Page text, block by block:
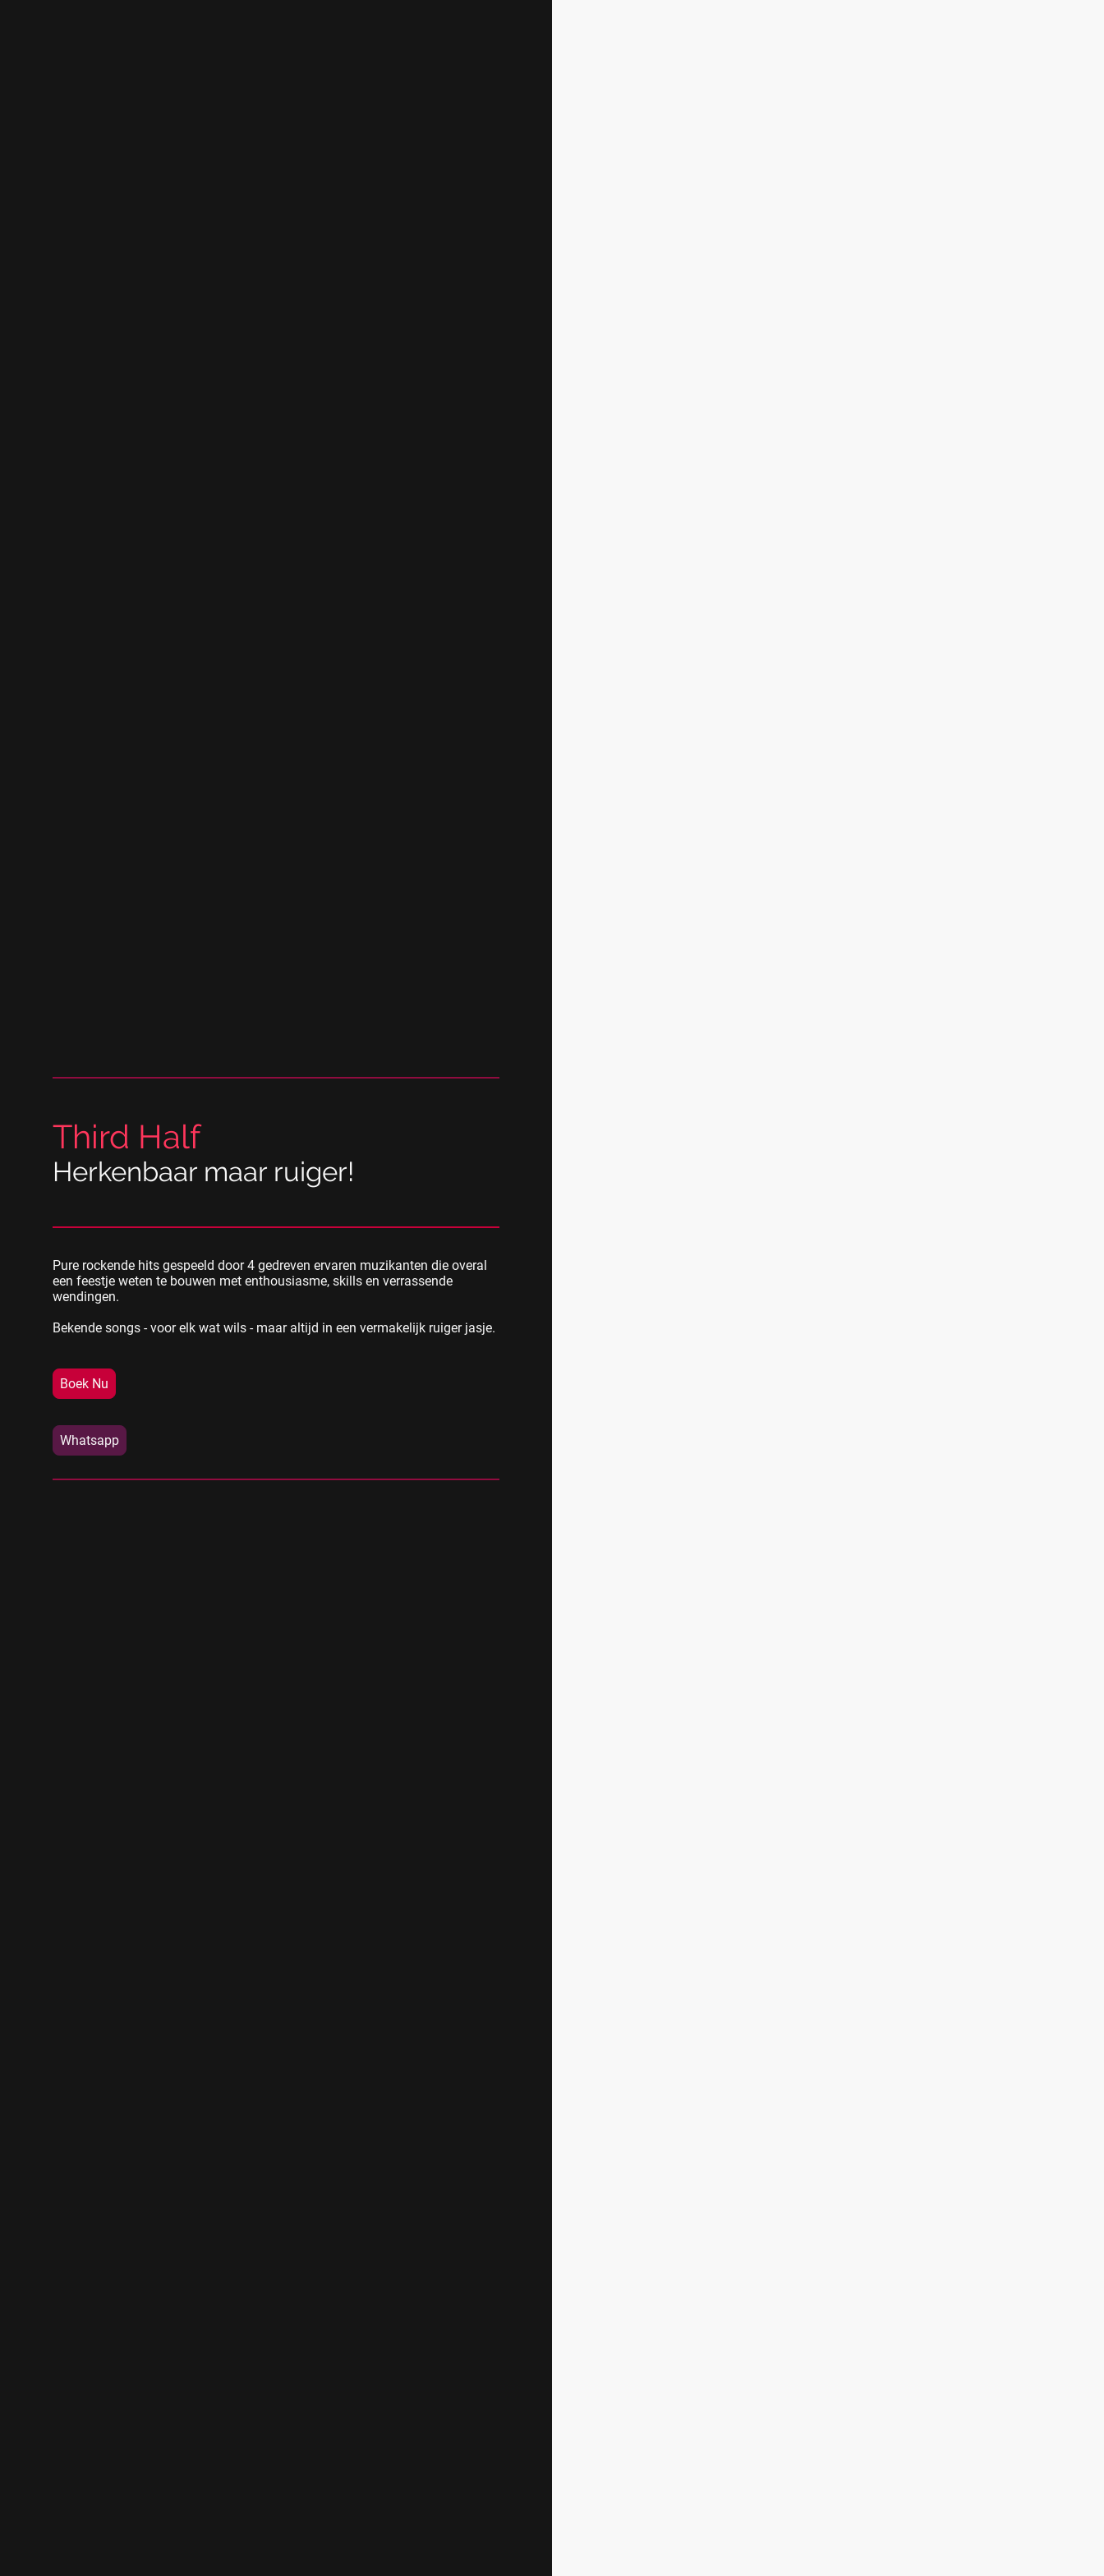
Third Half
Herkenbaar maar ruiger!
Pure rockende hits gespeeld door 4 gedreven ervaren muzikanten die overal
een feestje weten te bouwen met enthousiasme, skills en verrassende
wendingen.
Bekende songs - voor elk wat wils - maar altijd in een vermakelijk ruiger jasje.
Boek Nu
Whatsapp